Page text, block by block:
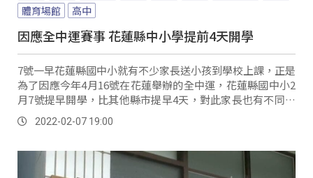
體育場館
高中
因應全中運賽事 花蓮縣中小學提前4天開學
7號一早花蓮縣國中小就有不少家長送小孩到學校上課，正是
為了因應今年4月16號在花蓮舉辦的全中運，花蓮縣國中小2
月7號提早開學，比其他縣市提早4天，對此家長也有不同反
應。2022-02-07 19:00